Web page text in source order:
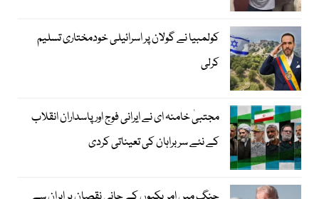
کولمبیا نے گولان پر اسرائیلی خودمختاری تسلیم
کرلی
مجتبیٰ خامنہ ای نے ایرانی فوج اور پاسداران انقلاب
کے نئے سربراہان کی تعیناتی کردی